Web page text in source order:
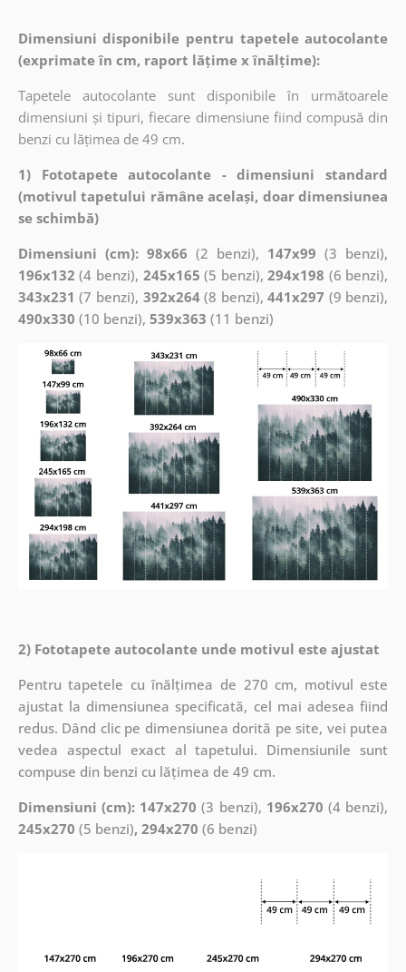
Dimensiuni disponibile pentru tapetele autocolante
(exprimate în cm, raport lățime x înălțime):
Tapetele autocolante sunt disponibile în următoarele
dimensiuni și tipuri, fiecare dimensiune fiind compusă din
benzi cu lățimea de 49 cm.
1) Fototapete autocolante - dimensiuni standard
(motivul tapetului rămâne același, doar dimensiunea
se schimbă)
Dimensiuni (cm): 98x66 (2 benzi), 147x99 (3 benzi),
196x132 (4 benzi), 245x165 (5 benzi),294x198 (6 benzi),
343x231 (7 benzi), 392x264(8 benzi),441x297 (9 benzi),
490x330 (10 benzi), 539x363 (11 benzi)
2) Fototapete autocolante unde motivul este ajustat
Pentru tapetele cu înălțimea de 270 cm, motivul este
ajustat la dimensiunea specificată, cel mai adesea fiind
redus. Dând clic pe dimensiunea dorită pe site, vei putea
vedea aspectul exact al tapetului. Dimensiunile sunt
compuse din benzi cu lățimea de 49 cm.
Dimensiuni (cm): 147x270 (3 benzi), 196x270 (4 benzi),
245x270 (5 benzi), 294x270 (6 benzi)